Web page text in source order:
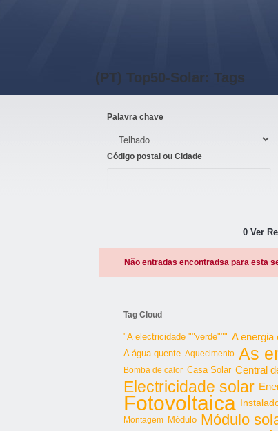
(PT) Top50-Solar: Tags
Palavra chave
Código postal ou Cidade
0 Ver
Não entradas encontradsa para esta
Tag Cloud
"A electricidade ""verde""" A energia
A água quente Aquecimento As
Bomba de calor Casa Solar Central
Electricidade solar
Fotovoltaica
Montagem Módulo Módulo